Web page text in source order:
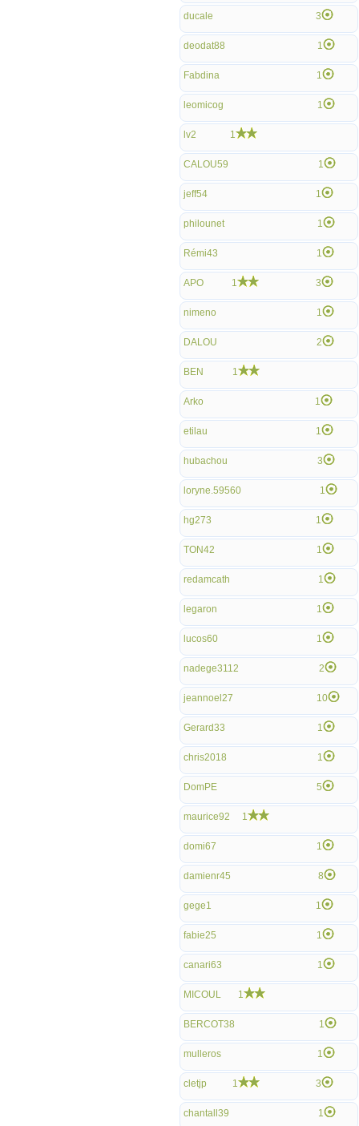
ducale 3
deodat88 1
Fabdina 1
leomicog 1
lv2 1
CALOU59 1
jeff54 1
philounet 1
Rémi43 1
APO 1 3
nimeno 1
DALOU 2
BEN 1
Arko 1
etilau 1
hubachou 3
loryne.59560 1
hg273 1
TON42 1
redamcath 1
legaron 1
lucos60 1
nadege3112 2
jeannoel27 10
Gerard33 1
chris2018 1
DomPE 5
maurice92 1
domi67 1
damienr45 8
gege1 1
fabie25 1
canari63 1
MICOUL 1
BERCOT38 1
mulleros 1
cletjp 1 3
chantall39 1